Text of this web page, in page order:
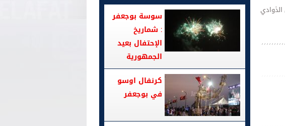
سوسة بوجعفر
: شماريخ
الإحتفال بعيد
الجمهورية
كرنفال اوسو
في بوجعفر